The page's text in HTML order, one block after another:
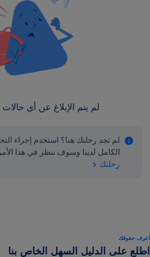
لم يتم الإبلاغ عن أي
لم تجد رحلتك هنا؟ استخدم إجراء
الكامل لدينا وسوف ننظر في هذا
رحلتك
اعرف حقوقك
اطلع على الدليل السهل الخاص بنا